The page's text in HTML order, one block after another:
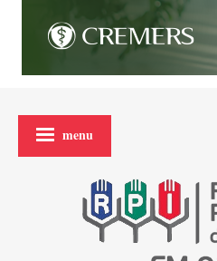
menu